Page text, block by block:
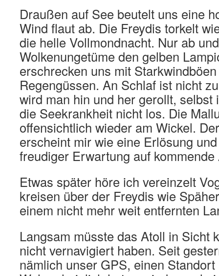
Draußen auf See beutelt uns eine
Wind flaut ab. Die Freydis torkelt
die helle Vollmondnacht. Nur ab
Wolkenungetüme den gelben
erschrecken uns mit
Regengüssen. An Schlaf ist nicht
wird man hin und her gerollt, selbst
die Seekrankheit nicht los. Die
offensichtlich wieder am Wickel.
erscheint mir wie eine Erlösung
freudiger Erwartung auf kommende
Etwas später höre ich vereinzelt
kreisen über der Freydis wie
einem nicht mehr weit entfernten
Langsam müsste das Atoll in Sicht
nicht vernavigiert haben. Seit
nämlich unser GPS, einen